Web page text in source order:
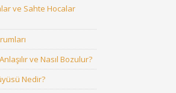
ve Sahte Hocalar
ve Nasıl Bozulur?
Nedir?